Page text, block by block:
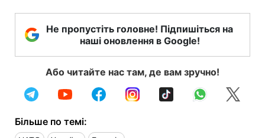
Не пропустіть головне! Підпишіться на
наші оновлення в Google!
Або читайте нас там, де вам зручно!
Більше по темі: